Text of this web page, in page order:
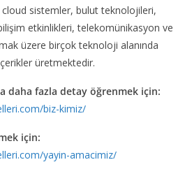
cloud sistemler, bulut teknolojileri,
etkinlikleri, telekomünikasyon ve
üzere birçok teknoloji alanında
üretmektedir.
daha fazla detay öğrenmek için:
biz-kimiz/
için:
yayin-amacimiz/